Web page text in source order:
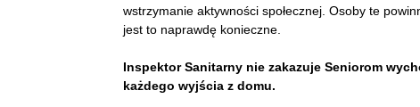
wstrzymanie aktywności społecznej. Osoby te
jest to naprawdę konieczne.
Inspektor Sanitarny nie zakazuje Seniorom
każdego wyjścia z domu.